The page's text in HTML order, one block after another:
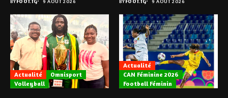
Actualité
Omnisport
Volleyball
Actualité
CAN Féminine 2026
Football Féminin